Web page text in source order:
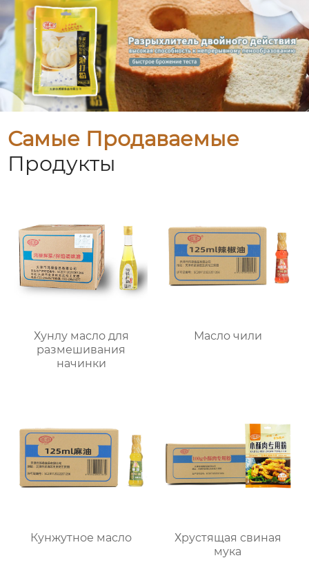
Самые Продаваемые
Продукты
Хунлу масло для
размешивания
начинки
Масло чили
Кунжутное масло
Хрустящая свиная
мука